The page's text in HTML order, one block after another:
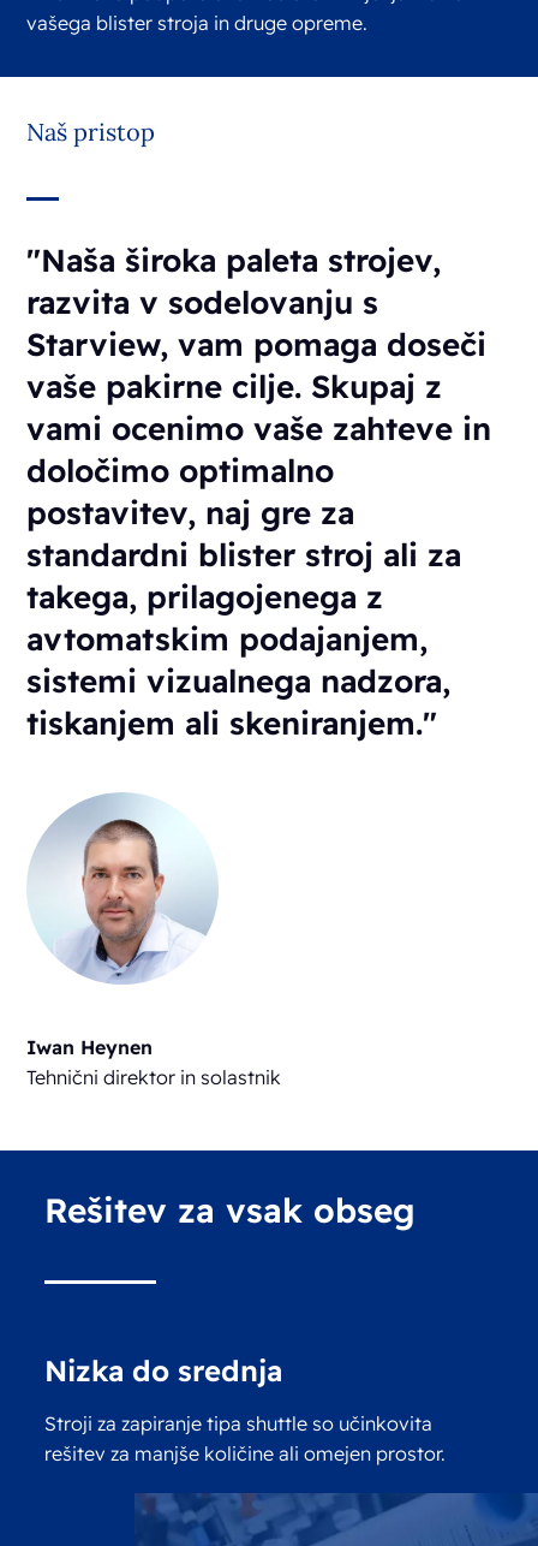
vašega blister stroja in druge opreme.
Naš pristop
"Naša široka paleta strojev,
razvita v sodelovanju s
Starview, vam pomaga doseči
vaše pakirne cilje. Skupaj z
vami ocenimo vaše zahteve in
določimo optimalno
postavitev, naj gre za
standardni blister stroj ali za
takega, prilagojenega z
avtomatskim podajanjem,
sistemi vizualnega nadzora,
tiskanjem ali skeniranjem."
Iwan Heynen
Tehnični direktor in solastnik
Rešitev za vsak obseg
Nizka do srednja
Stroji za zapiranje tipa shuttle so učinkovita
rešitev za manjše količine ali omejen prostor.